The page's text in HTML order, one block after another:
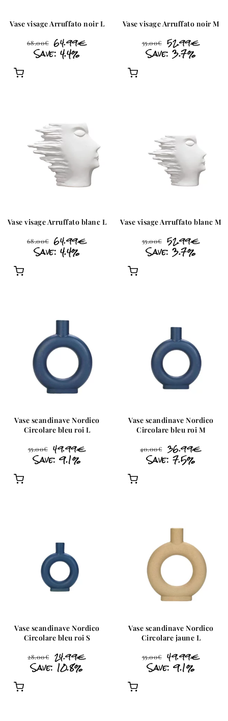
Vase visage Arruffato noir L
68.00€ 64.99€
Save: 4.4%
Vase visage Arruffato noir M
55.00€ 52.99€
Save: 3.7%
Vase visage Arruffato blanc L
68.00€ 64.99€
Save: 4.4%
Vase visage Arruffato blanc M
55.00€ 52.99€
Save: 3.7%
Vase scandinave Nordico
Circolare bleu roi L
55.00€ 49.99€
Save: 9.1%
Vase scandinave Nordico
Circolare bleu roi M
40.00€ 36.99€
Save: 7.5%
Vase scandinave Nordico
Circolare bleu roi S
28.00€ 24.99€
Save: 10.8%
Vase scandinave Nordico
Circolare jaune L
55.00€ 49.99€
Save: 9.1%